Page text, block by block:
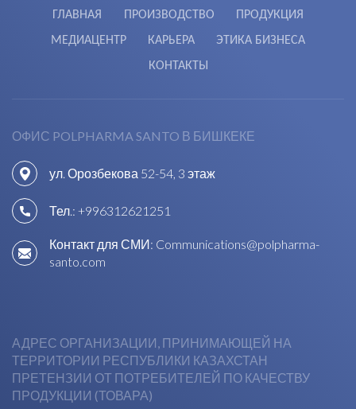
ГЛАВНАЯ ПРОИЗВОДСТВО
ПРОДУКЦИЯ
МЕДИАЦЕНТР
КАРЬЕРА
ЭТИКА БИЗНЕСА
КОНТАКТЫ
ОФИС POLPHARMA SANTO В БИШКЕКЕ
ул. Орозбекова 52-54, 3 этаж
Тел.: +996312621251
Контакт для СМИ: Communications@polpharma-
santo.com
АДРЕС ОРГАНИЗАЦИИ, ПРИНИМАЮЩЕЙ НА
ТЕРРИТОРИИ РЕСПУБЛИКИ КАЗАХСТАН
ПРЕТЕНЗИИ ОТ ПОТРЕБИТЕЛЕЙ ПО КАЧЕСТВУ
ПРОДУКЦИИ (ТОВАРА)